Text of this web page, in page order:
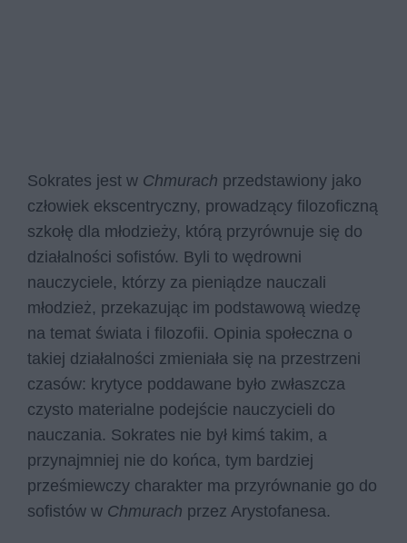
Sokrates jest w Chmurach przedstawiony jako
człowiek ekscentryczny, prowadzący filozoficzną
szkołę dla młodzieży, którą przyrównuje się do
działalności sofistów. Byli to wędrowni
nauczyciele, którzy za pieniądze nauczali
młodzież, przekazując im podstawową wiedzę
na temat świata i filozofii. Opinia społeczna o
takiej działalności zmieniała się na przestrzeni
czasów: krytyce poddawane było zwłaszcza
czysto materialne podejście nauczycieli do
nauczania. Sokrates nie był kimś takim, a
przynajmniej nie do końca, tym bardziej
prześmiewczy charakter ma przyrównanie go do
sofistów w Chmurach przez Arystofanesa.